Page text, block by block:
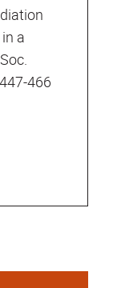
a
466